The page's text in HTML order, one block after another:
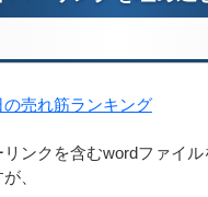
の売れ筋ランキング
ンクを含むwordファイル
、